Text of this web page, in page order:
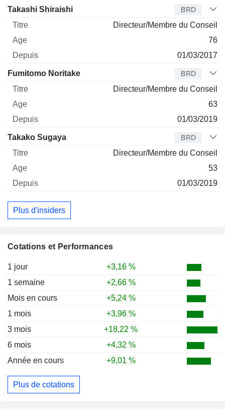
Cotations et Performances
1 jour
+3,16 %
1 semaine
+2,66 %
Mois en cours
+5,24 %
1 mois
+3,96 %
3 mois
+18,22 %
6 mois
+4,32 %
Année en cours
+9,01 %
Plus de cotations
Administrateur Titre
Takashi Shiraishi BRD
Directeur/Membre du Conseil
76
01/03/2017
Fumitomo Noritake BRD
Directeur/Membre du Conseil
63
01/03/2019
Takako Sugaya BRD
Directeur/Membre du Conseil
53
01/03/2019
Plus d'insiders